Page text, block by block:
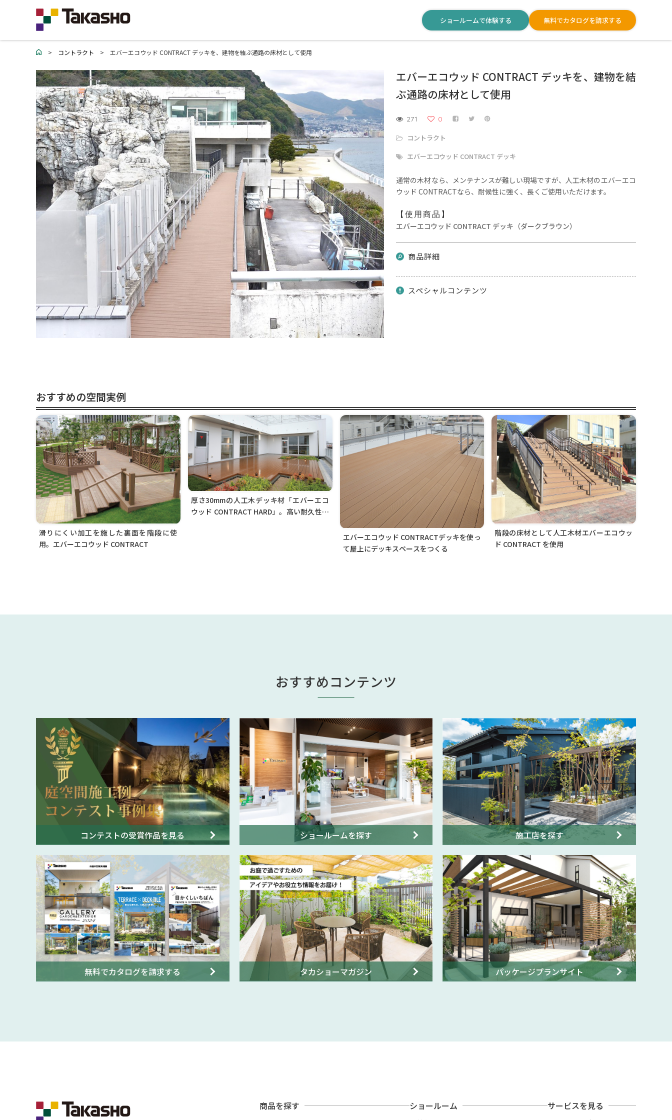
ショールームで体験する 無料でカタログを請求する
> コントラクト > エバーエコウッド CONTRACT デッキを、建物を結ぶ通路の床材として使用
エバーエコウッド CONTRACT デッキを、建物を結
ぶ通路の床材として使用
271 0
コントラクト
エバーエコウッド CONTRACT デッキ
通常の木材なら、メンテナンスが難しい現場ですが、人工木材のエバーエコ
ウッド CONTRACTなら、耐候性に強く、長くご使用いただけます。
【使用商品】
エバーエコウッド CONTRACT デッキ（ダークブラウン）
商品詳細
スペシャルコンテンツ
おすすめの空間実例
滑りにくい加工を施した裏面を階段に使
用。エバーエコウッド CONTRACT
厚さ30mmの人工木デッキ材「エバーエコ
ウッド CONTRACT HARD」。高い耐久性と
エバーエコウッド CONTRACTデッキを使っ
て屋上にデッキスペースをつくる
階段の床材として人工木材エバーエコウッ
ド CONTRACT を使用
おすすめコンテンツ
コンテストの受賞作品を見る ショールームを探す 施工店を探す
無料でカタログを請求する タカショーマガジン パッケージプランサイト
商品を探す ショールーム サービスを見る